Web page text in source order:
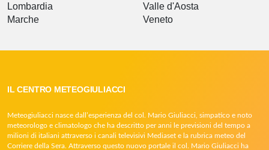
Lombardia
Marche
Valle d'Aosta
Veneto
IL CENTRO METEOGIULIACCI
Meteogiuliacci nasce dall’esperienza del col. Mario Giuliacci, simpatico e noto
meteorologo e climatologo che ha descritto per anni le previsioni del tempo a
milioni di italiani attraverso i canali televisivi Mediaset e la rubrica meteo del
Corriere della Sera. Attraverso questo nuovo portale il col. Mario Giuliacci ha